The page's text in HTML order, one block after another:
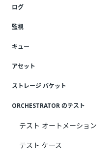
ログ
監視
キュー
アセット
ストレージ バケット
ORCHESTRATOR のテスト
テスト オートメーション
テスト ケース